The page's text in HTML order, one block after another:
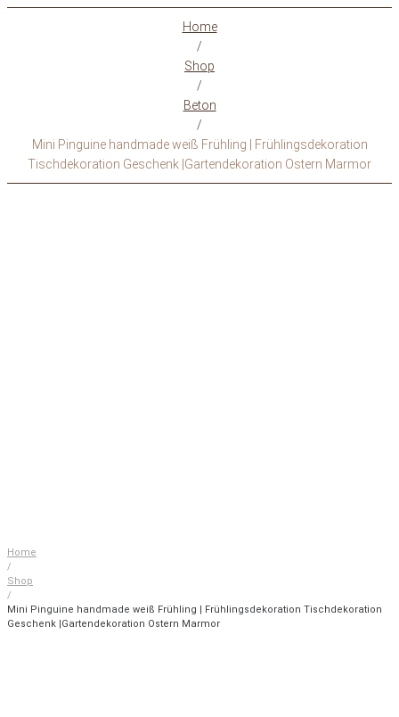
Home
/
Shop
/
Beton
/
Mini Pinguine handmade weiß Frühling | Frühlingsdekoration
Tischdekoration Geschenk |Gartendekoration Ostern Marmor
Home
/
Shop
/
Mini Pinguine handmade weiß Frühling | Frühlingsdekoration Tischdekoration
Geschenk |Gartendekoration Ostern Marmor